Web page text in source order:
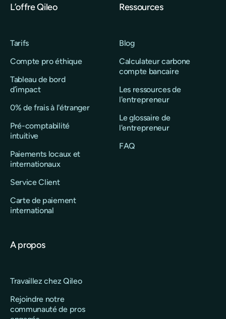
L’offre Qileo
Tarifs
Compte pro éthique
Tableau de bord
d’impact
0% de frais à l'étranger
Pré-comptabilité
intuitive
Paiements locaux et
internationaux
Service Client
Carte de paiement
international
Ressources
Blog
Calculateur carbone
compte bancaire
Les ressources de
l'entrepreneur
Le glossaire de
l'entrepreneur
FAQ
A propos
Travaillez chez Qileo
Rejoindre notre
communauté de pros